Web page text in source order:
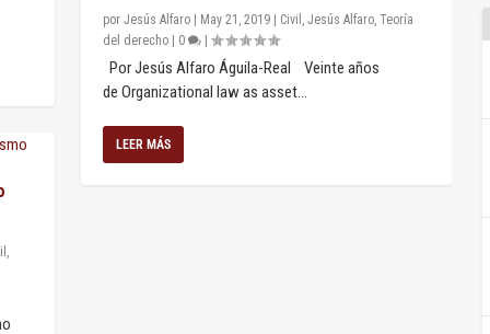
,
porJesús Alfaro May 21, 2019 Civil ,Jesús Alfaro,Teoría
del derecho
0 |
Por Jesús Alfaro Águila-Real Veinte años
de Organizational law as asset...
LEER MÁS